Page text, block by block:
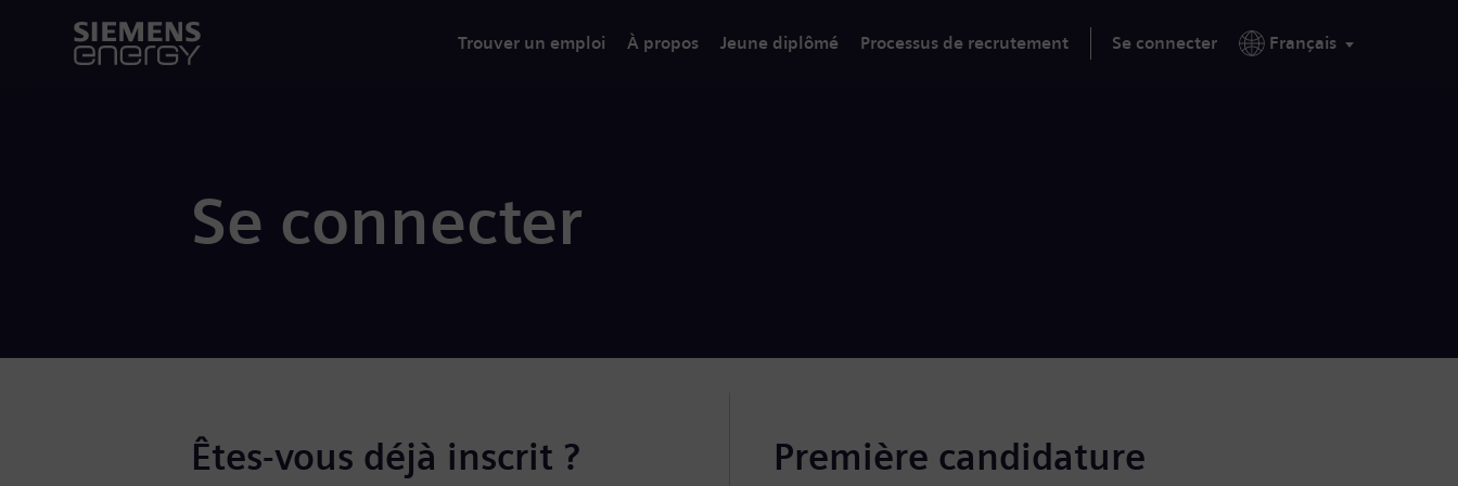
Trouver un emploi À propos Jeune diplômé Processus de recrutement Se connecter Français
Se connecter
Êtes-vous déjà inscrit ? Première candidature